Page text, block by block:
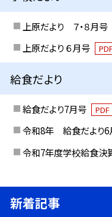
上原だより ７・８月号
上原だより ６月号
給食だより
給食だより7月号 PDF
令和8年 給食だより6
令和7年度学校給食決
新着記事